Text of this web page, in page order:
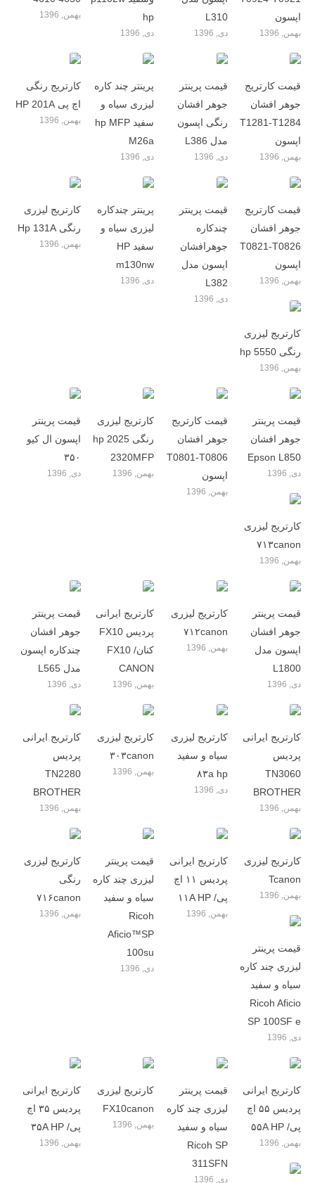
بهمن, 1396
hp
دی, 1396
L310
دی, 1396
اپسون
بهمن, 1396
کارتریج رنگی
اچ پی HP 201A
بهمن, 1396
پرینتر چند کاره
لیزری سیاه و
سفید hp MFP
M26a
دی, 1396
قیمت پرینتر
جوهر افشان
رنگی اپسون
مدل L386
دی, 1396
قیمت کارتریج
جوهر افشان
T1281-T1284
اپسون
بهمن, 1396
کارتریج لیزری
رنگی Hp 131A
بهمن, 1396
پرینتر چندکاره
لیزری سیاه و
سفید HP
m130nw
دی, 1396
قیمت پرینتر
چندکاره
جوهرافشان
اپسون مدل
L382
دی, 1396
قیمت کارتریج
جوهر افشان
T0821-T0826
اپسون
بهمن, 1396
کارتریج لیزری
رنگی hp 5550
بهمن, 1396
قیمت پرینتر
اپسون ال کیو
۳۵۰
دی, 1396
کارتریج لیزری
رنگی hp 2025
2320MFP
بهمن, 1396
قیمت کارتریج
جوهر افشان
T0801-T0806
اپسون
بهمن, 1396
قیمت پرینتر
جوهر افشان
Epson L850
دی, 1396
کارتریج لیزری
۷۱۳canon
بهمن, 1396
قیمت پرینتر
جوهر افشان
چندکاره اپسون
مدل L565
دی, 1396
کارتریج ایرانی
پردیس FX10
کنان/ FX10
CANON
بهمن, 1396
کارتریج لیزری
۷۱۲canon
بهمن, 1396
قیمت پرینتر
جوهر افشان
اپسون مدل
L1800
دی, 1396
کارتریج ایرانی
پردیس
TN2280
BROTHER
بهمن, 1396
کارتریج لیزری
۳۰۳canon
بهمن, 1396
کارتریج لیزری
سیاه و سفید
۸۳a hp
دی, 1396
کارتریج ایرانی
پردیس
TN3060
BROTHER
بهمن, 1396
کارتریج لیزری
رنگی
۷۱۶canon
بهمن, 1396
قیمت پرینتر
لیزری چند کاره
سیاه و سفید
Ricoh
Aficio™SP
100su
دی, 1396
کارتریج ایرانی
پردیس ۱۱ اچ
پی/ ۱۱A HP
بهمن, 1396
کارتریج لیزری
Tcanon
بهمن, 1396
قیمت پرینتر
لیزری چند کاره
سیاه و سفید
Ricoh Aficio
SP 100SF e
دی, 1396
کارتریج ایرانی
پردیس ۳۵ اچ
پی/ ۳۵A HP
بهمن, 1396
کارتریج لیزری
FX10canon
بهمن, 1396
قیمت پرینتر
لیزری چند کاره
سیاه و سفید
Ricoh SP
311SFN
دی, 1396
کارتریج ایرانی
پردیس ۵۵ اچ
پی/ ۵۵A HP
بهمن, 1396